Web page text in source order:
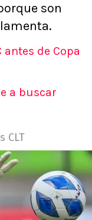
son
de Copa
a buscar
CLT